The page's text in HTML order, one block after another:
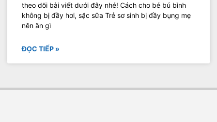
theo dõi bài viết dưới đây nhé! Cách cho bé bú bình
không bị đầy hơi, sặc sữa Trẻ sơ sinh bị đầy bụng mẹ
nên ăn gì
ĐỌC TIẾP »